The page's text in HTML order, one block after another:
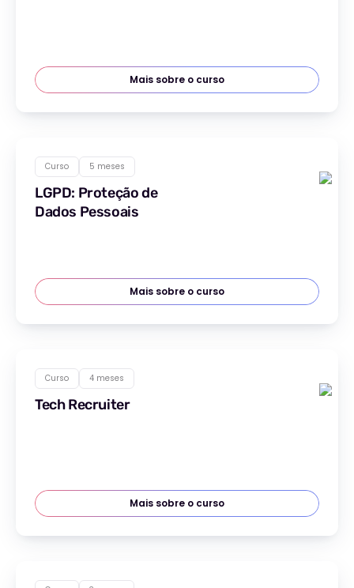
Mais sobre o curso
Curso 5 meses
LGPD: Proteção de
Dados Pessoais
Mais sobre o curso
Curso 4 meses
Tech Recruiter
Mais sobre o curso